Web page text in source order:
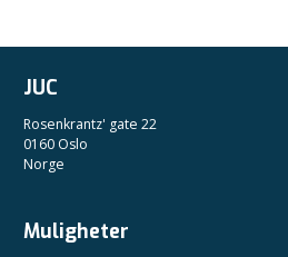
JUC
Rosenkrantz' gate 22
0160 Oslo
Norge
Muligheter